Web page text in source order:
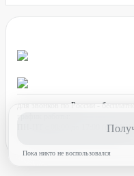
Пока никто не воспользовался
для звонков по России - бесплатно
ПН-ПТ с 08:00 до 17:00 (по